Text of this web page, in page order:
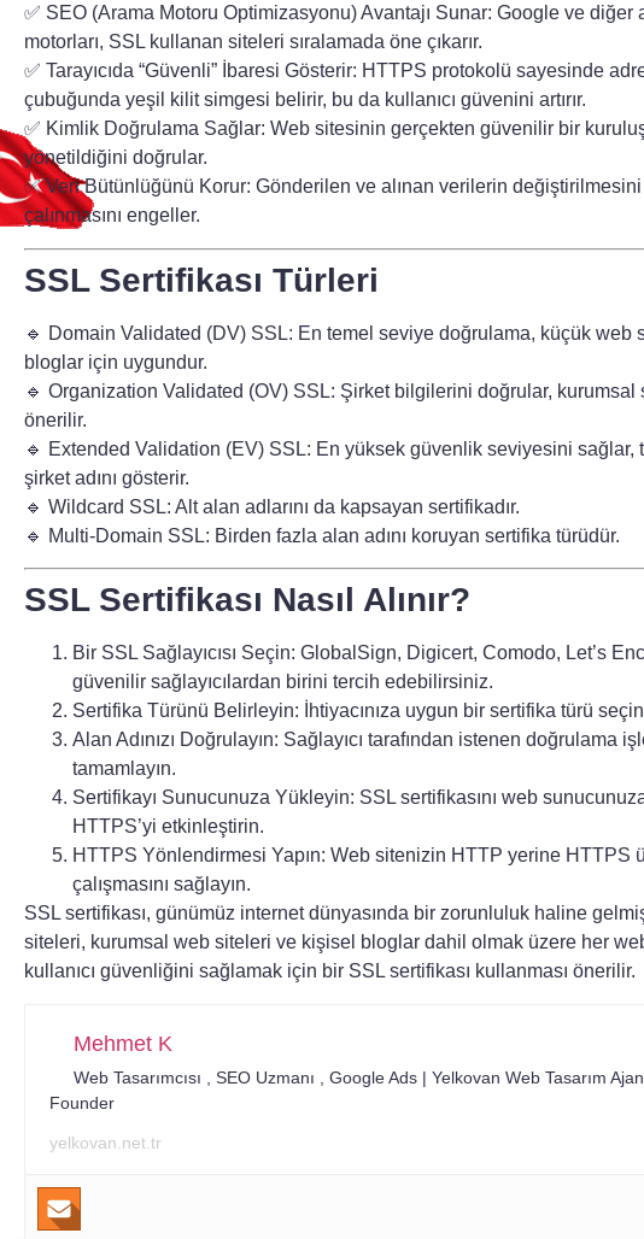
✅ SEO (Arama Motoru Optimizasyonu) Avantajı Sunar: Google ve diğer
motorları, SSL kullanan siteleri sıralamada öne çıkarır.
✅ Tarayıcıda “Güvenli” İbaresi Gösterir: HTTPS protokolü sayesinde
çubuğunda yeşil kilit simgesi belirir, bu da kullanıcı güvenini artırır.
✅ Kimlik Doğrulama Sağlar: Web sitesinin gerçekten güvenilir bir
yönetildiğini doğrular.
✅Veri Bütünlüğünü Korur: Gönderilen ve alınan verilerin
çalınmasını engeller.
SSL Sertifikası Türleri
🔹 Domain Validated (DV) SSL: En temel seviye doğrulama, küçük web
bloglar için uygundur.
🔹 Organization Validated (OV) SSL: Şirket bilgilerini doğrular, kurumsal
önerilir.
🔹 Extended Validation (EV) SSL: En yüksek güvenlik seviyesini sağlar,
şirket adını gösterir.
🔹 Wildcard SSL: Alt alan adlarını da kapsayan sertifikadır.
🔹 Multi-Domain SSL: Birden fazla alan adını koruyan sertifika türüdür.
SSL Sertifikası Nasıl Alınır?
Bir SSL Sağlayıcısı Seçin: GlobalSign, Digicert, Comodo, Let’s
güvenilir sağlayıcılardan birini tercih edebilirsiniz.
Sertifika Türünü Belirleyin: İhtiyacınıza uygun bir sertifika türü
Alan Adınızı Doğrulayın: Sağlayıcı tarafından istenen doğrulama
tamamlayın.
Sertifikayı Sunucunuza Yükleyin: SSL sertifikasını web
HTTPS’yi etkinleştirin.
HTTPS Yönlendirmesi Yapın: Web sitenizin HTTP yerine HTTPS
çalışmasını sağlayın.
SSL sertifikası, günümüz internet dünyasında bir zorunluluk haline
siteleri, kurumsal web siteleri ve kişisel bloglar dahil olmak üzere her
kullanıcı güvenliğini sağlamak için bir SSL sertifikası kullanması önerilir.
Mehmet K
Web Tasarımcısı , SEO Uzmanı , Google Ads | Yelkovan Web Tasarım
Founder
yelkovan.net.tr